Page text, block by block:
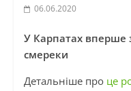
06.06.2020
У Карпатах вперше
смереки
Детальніше про це